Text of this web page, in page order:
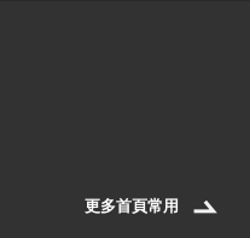
更多首頁常用